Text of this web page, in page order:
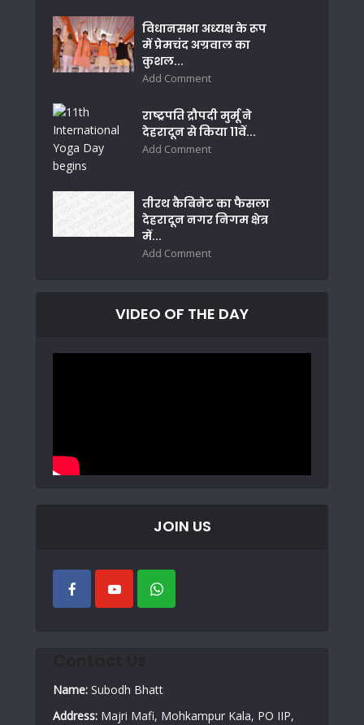
विधानसभा अध्यक्ष के रूप
में प्रेमचंद अग्रवाल का
कुशल...
Add Comment
राष्ट्रपति द्रौपदी मुर्मू ने
देहरादून से किया 11वें...
Add Comment
तीरथ कैबिनेट का फैसला
देहरादून नगर निगम क्षेत्र
में...
Add Comment
VIDEO OF THE DAY
JOIN US
Name: Subodh Bhatt
Address: Majri Mafi, Mohkampur Kala, PO IIP,